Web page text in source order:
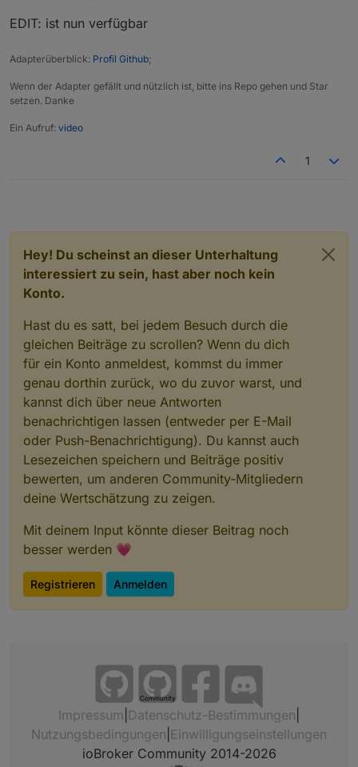
EDIT: ist nun verfügbar
Adapterüberblick: Profil Github;
Wenn der Adapter gefällt und nützlich ist, bitte ins Repo gehen und Star
setzen. Danke
Ein Aufruf: video
1
Hey! Du scheinst an dieser Unterhaltung
interessiert zu sein, hast aber noch kein
Konto.
Hast du es satt, bei jedem Besuch durch die
gleichen Beiträge zu scrollen? Wenn du dich
für ein Konto anmeldest, kommst du immer
genau dorthin zurück, wo du zuvor warst, und
kannst dich über neue Antworten
benachrichtigen lassen (entweder per E-Mail
oder Push-Benachrichtigung). Du kannst auch
Lesezeichen speichern und Beiträge positiv
bewerten, um anderen Community-Mitgliedern
deine Wertschätzung zu zeigen.
Mit deinem Input könnte dieser Beitrag noch
besser werden 💗
Registrieren Anmelden
Community
Impressum Datenschutz-Bestimmungen
Nutzungsbedingungen Einwilligungseinstellungen
ioBroker Community 2014-2026